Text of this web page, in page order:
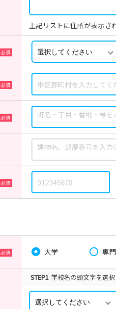
上記リストに住所が表示さ
大学 専
STEP1 学校名の頭文字を選択